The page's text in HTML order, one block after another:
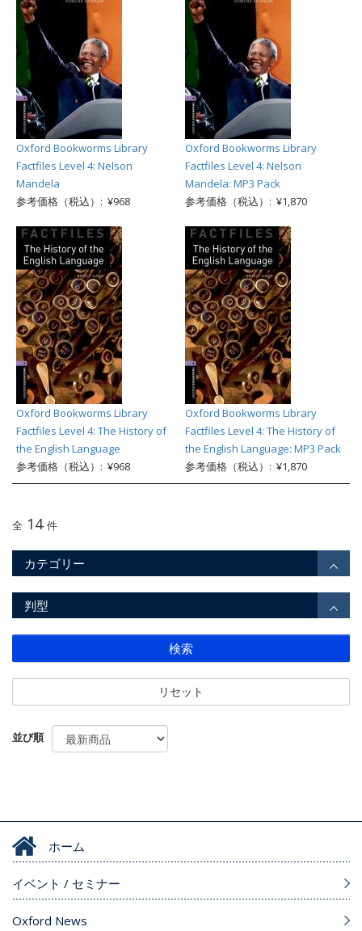
Oxford Bookworms Library
Factfiles Level 4: Nelson
Mandela
参考価格（税込）: ¥968
Oxford Bookworms Library
Factfiles Level 4: Nelson
Mandela: MP3 Pack
参考価格（税込）: ¥1,870
Oxford Bookworms Library
Factfiles Level 4: The History of
the English Language
参考価格（税込）: ¥968
Oxford Bookworms Library
Factfiles Level 4: The History of
the English Language: MP3 Pack
参考価格（税込）: ¥1,870
全 14 件
カテゴリー
判型
検索
リセット
並び順
ホーム
イベント / セミナー
Oxford News